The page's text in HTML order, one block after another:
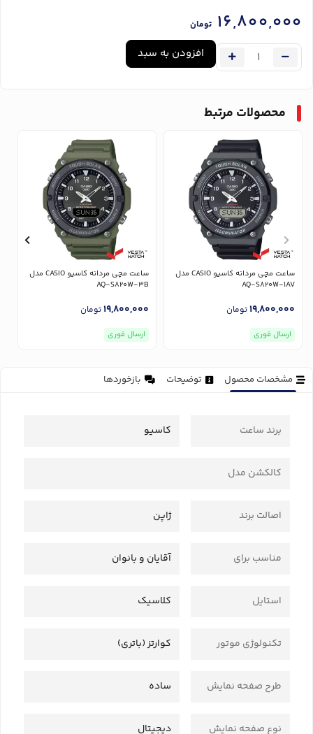
16,800,000 تومان
افزودن به سبد
محصولات مرتبط
ساعت مچی مردانه کاسیو CASIO مدل
AQ-S820W-1AV
19,800,000تومان
ارسال فوری
ساعت مچی مردانه کاسیو CASIO مدل
AQ-S820W-3B
19,800,000تومان
ارسال فوری
مشخصات محصول توضیحات بازخوردها
برند ساعت کاسیو
کالکشن مدل
اصالت برند ژاپن
مناسب برای آقایان و بانوان
استایل کلاسیک
تکنولوژی موتور کوارتز (باتری)
طرح صفحه نمایش ساده
نوع صفحه نمایش دیجیتال